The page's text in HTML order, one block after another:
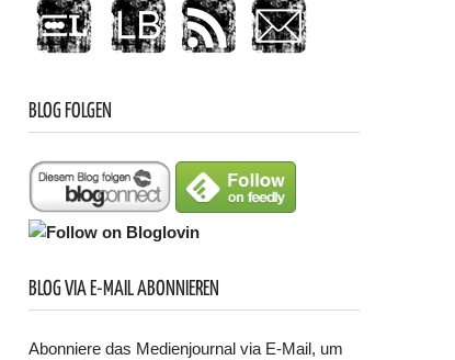
BLOG FOLGEN
BLOG VIA E-MAIL ABONNIEREN
Abonniere das Medienjournal via E-Mail, um